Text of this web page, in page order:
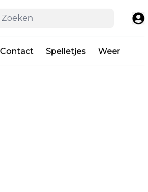
Contact Spelletjes Weer